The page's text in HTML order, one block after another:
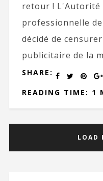
retour ! L'Autorité
professionnelle
décidé de
publicitaire de la
SHARE:
READING TIME: 1
LOAD